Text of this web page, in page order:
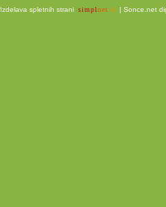
Izdelava spletnih strani simplnet .si | Sonce.net